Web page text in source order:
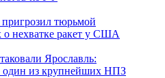
тюрьмой
нехватке ракет у США
Ярославль:
один из крупнейших НПЗ